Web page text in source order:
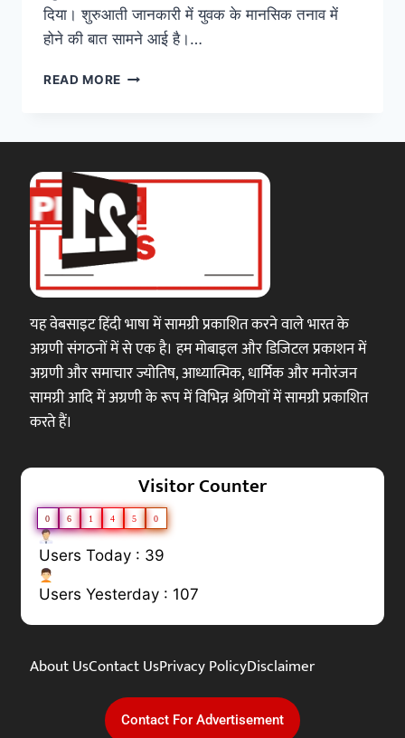
दिया। शुरुआती जानकारी में युवक के मानसिक तनाव में
होने की बात सामने आई है।…
READ MORE
यह वेबसाइट हिंदी भाषा में सामग्री प्रकाशित करने वाले भारत के
अग्रणी संगठनों में से एक है। हम मोबाइल और डिजिटल प्रकाशन में
अग्रणी और समाचार ज्योतिष, आध्यात्मिक, धार्मिक और मनोरंजन
सामग्री आदि में अग्रणी के रूप में विभिन्न श्रेणियों में सामग्री प्रकाशित
करते हैं।
Visitor Counter
0 6 1 4 5 0
Users Today : 39
Users Yesterday : 107
About UsContact UsPrivacy PolicyDisclaimer
Contact For Advertisement